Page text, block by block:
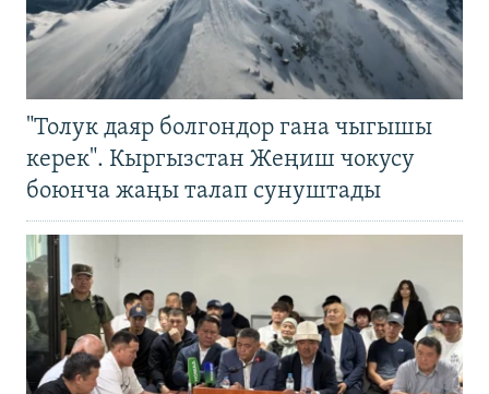
"Толук даяр болгондор гана чыгышы
керек". Кыргызстан Жеңиш чокусу
боюнча жаңы талап сунуштады